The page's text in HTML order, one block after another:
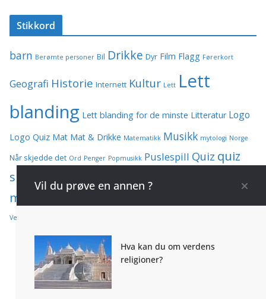
Stikkord
barn Berømte personer Bil Drikke Dyr Film Flagg Førerkort
Geografi Historie Internett Kultur Lett Lett
blanding Lett blanding for de minste Litteratur Logo
Logo Quiz Mat Mat & Drikke Matematikk Musikk mytologi Norge
Når skjedde det Ord Penger Popmusikk Puslespill Quiz quiz
spørsmål og svar
med svar
Verden
Vil du prøve en annen ?
Hva kan du om verdens
religioner?